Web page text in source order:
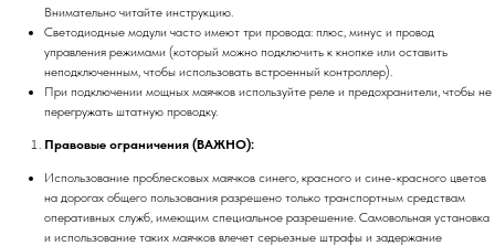
Внимательно читайте инструкцию.
Светодиодные модули часто имеют три провода: плюс, минус и провод
управления режимами (который можно подключить к кнопке или оставить
неподключенным, чтобы использовать встроенный контроллер).
При подключении мощных маячков используйте реле и предохранители, чтобы не
перегружать штатную проводку.
Правовые ограничения (ВАЖНО):
Использование проблесковых маячков синего, красного и сине-красного цветов
на дорогах общего пользования разрешено только транспортным средствам
оперативных служб, имеющим специальное разрешение. Самовольная установка
и использование таких маячков влечет серьезные штрафы и задержание